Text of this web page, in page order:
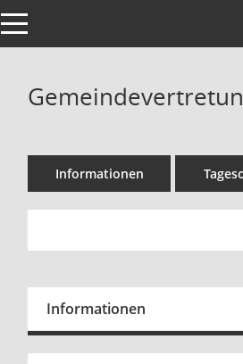
Toggle navigation
Informationen
Informationen